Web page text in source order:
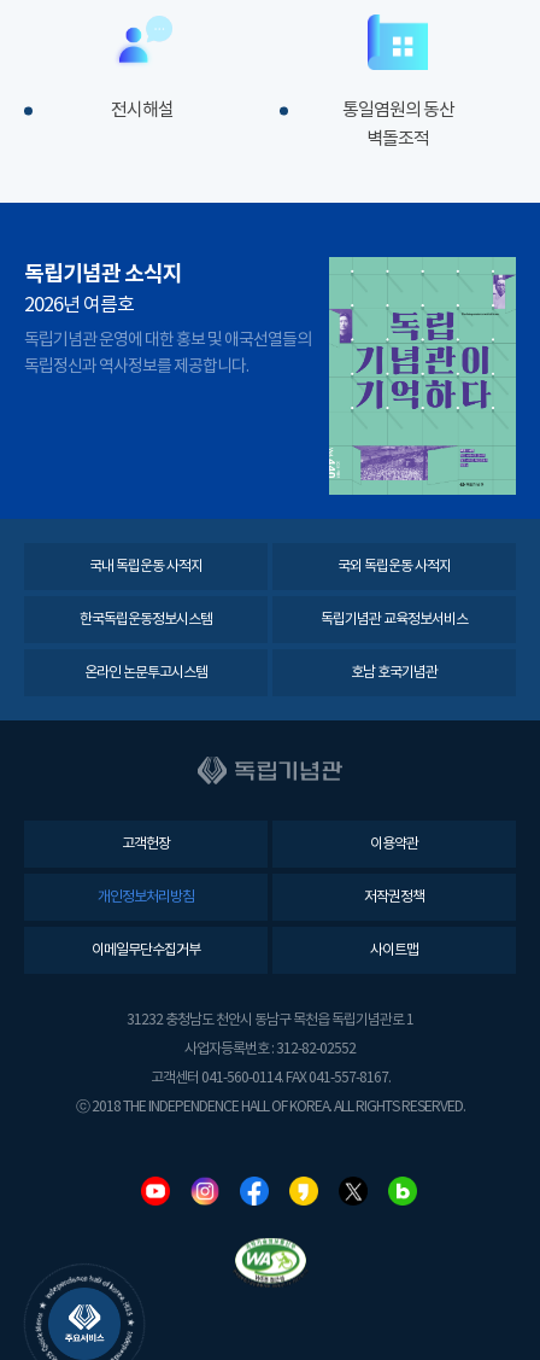
전시해설
통일염원의 동산
벽돌조적
독립기념관 소식지
2026년 여름호
독립기념관 운영에 대한 홍보 및 애국선열들의
독립정신과 역사정보를 제공합니다.
국내 독립운동 사적지 국외 독립운동 사적지
한국독립운동정보시스템 독립기념관 교육정보서비스
온라인 논문투고시스템 호남 호국기념관
고객헌장 이용약관
개인정보처리방침 저작권정책
이메일무단수집거부 사이트맵
31232 충청남도 천안시 동남구 목천읍 독립기념관로 1
사업자등록번호 : 312-82-02552
고객센터 041-560-0114. FAX 041-557-8167.
ⓒ 2018 THE INDEPENDENCE HALL OF KOREA. ALL RIGHTS RESERVED.